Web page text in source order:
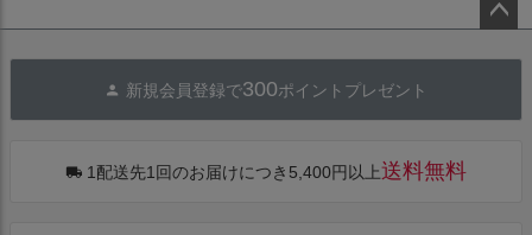
へ
新規会員登録で300ポイントプレゼント
1配送先1回のお届けにつき5,400円以上送料無料